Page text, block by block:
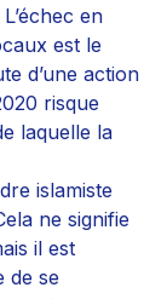
en
est le
d’une action
risque
laquelle la
islamiste
ne signifie
il est
de se